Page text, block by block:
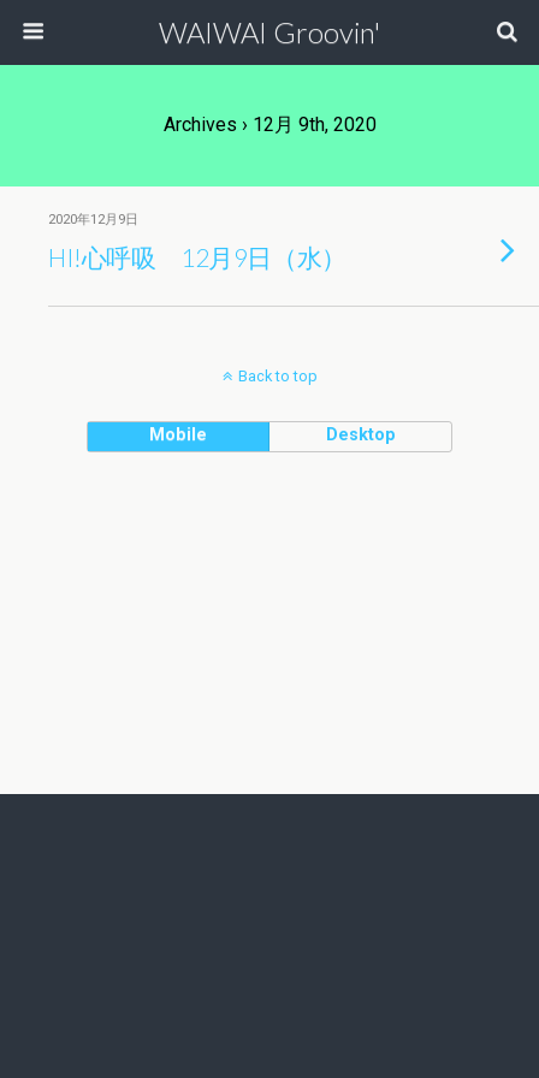
WAIWAI Groovin'
Archives › 12月 9th, 2020
2020年12月9日
HI!心呼吸 12月9日（水）
Back to top
Mobile Desktop